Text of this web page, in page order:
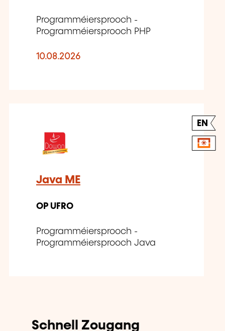
Programméiersprooch -
Programméiersprooch PHP
10.08.2026
EN
Java ME
OP UFRO
Programméiersprooch -
Programméiersprooch Java
Schnell Zougang